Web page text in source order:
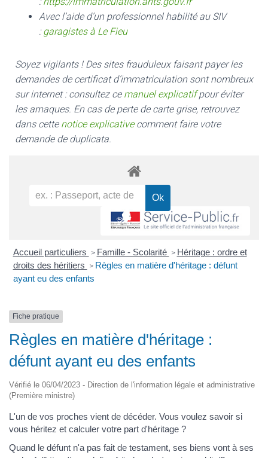
Avec l’aide d’un professionnel habilité au SIV
: garagistes à Le Fieu
Soyez vigilants ! Des sites frauduleux faisant payer les
demandes de certificat d’immatriculation sont nombreux
sur internet : consultez ce manuel explicatifpour éviter
les arnaques. En cas de perte de carte grise, retrouvez
dans cette notice explicativecomment faire votre
demande de duplicata.
Accueil particuliers > Famille - Scolarité > Héritage : ordre et
droits des héritiers > Règles en matière d'héritage : défunt
ayant eu des enfants
Fiche pratique
Règles en matière d'héritage :
défunt ayant eu des enfants
Vérifié le 06/04/2023 - Direction de l'information légale et administrative
(Première ministre)
L'un de vos proches vient de décéder. Vous voulez savoir si
vous héritez et calculer votre part d'héritage ?
Quand le défunt n'a pas fait de testament, ses biens vont à ses